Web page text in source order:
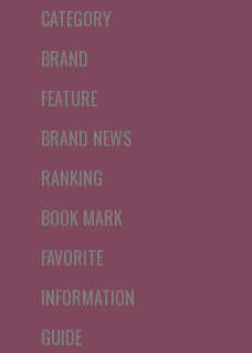
CATEGORY
BRAND
FEATURE
BRAND NEWS
RANKING
BOOK MARK
FAVORITE
INFORMATION
GUIDE